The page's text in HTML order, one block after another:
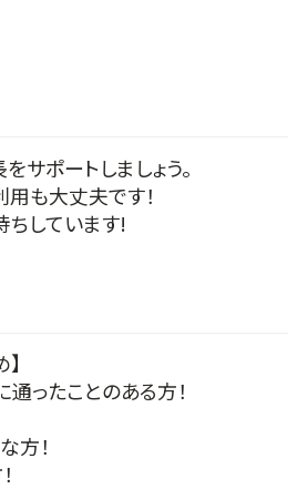
サポートしましょう。
も大丈夫です！
ちしています!
ったことのある方！
方！